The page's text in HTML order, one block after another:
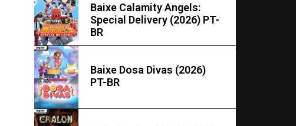
Baixe Calamity Angels:
Special Delivery (2026) PT-
BR
Baixe Dosa Divas (2026)
PT-BR